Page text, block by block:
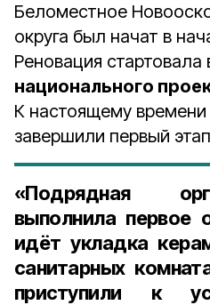
Беломестное
округа был начат в
Реновация стартовала
национального
К настоящему времени
завершили первый
«Подрядная
выполнила первое
идёт укладка
санитарных
приступили к